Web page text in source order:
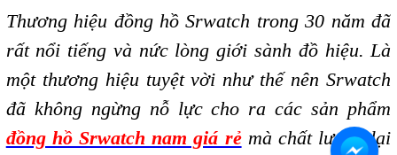
Thương hiệu đồng hồ Srwatch trong 30 năm đã
rất nổi tiếng và nức lòng giới sành đồ hiệu. Là
một thương hiệu tuyệt vời như thế nên Srwatch
đã không ngừng nỗ lực cho ra các sản phẩm
đồng hồ Srwatch nam giá rẻ mà chất lượng lại